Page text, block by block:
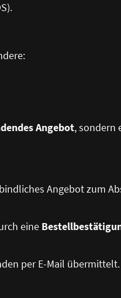
Angebot, sondern
Angebot zum
eine
per E-Mail übermittelt.